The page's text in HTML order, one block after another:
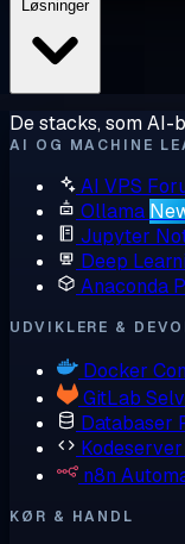
Løsninger
De stacks, som
AI OG MACHINE
AI VPS
Ollama
Jupyter
Deep
Anaconda
UDVIKLERE &
Docker
GitLab
Databaser
Kodeserver
n8n
KØR & HANDL